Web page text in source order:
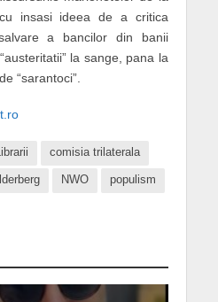
insasi ideea de a critica
a bancilor din banii
la sange, pana la
“sarantoci”.
comisia trilaterala
NWO populism